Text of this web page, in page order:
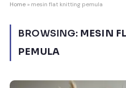
Home » mesin flat knitting pemula
BROWSING: MESIN
PEMULA